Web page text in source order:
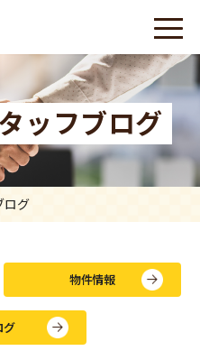
ッフブログ
ログ
物件情報
グ